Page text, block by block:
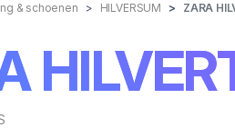
& schoenen HILVERSUM ZARA